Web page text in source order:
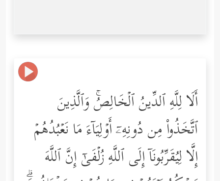
أَلَا لِلَّهِ ٱلدِّینُ ٱلۡخَالِصُۚ وَٱلَّذِینَ
ٱتَّخَذُواْ مِن دُونِهِۦۤ أَوۡلِیَاۤءَ مَا نَعۡبُدُهُمۡ
إِلَّا لِیُقَرِّبُونَاۤ إِلَى ٱللَّهِ زُلۡفَىٰۤ إِنَّ ٱللَّهَ